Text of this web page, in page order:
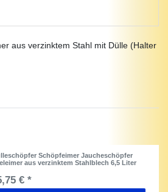
aus verzinktem Stahl mit Dülle (Halter
Schöpfeimer Jaucheschöpfer
aus verzinktem Stahlblech 6,5 Liter
€ *